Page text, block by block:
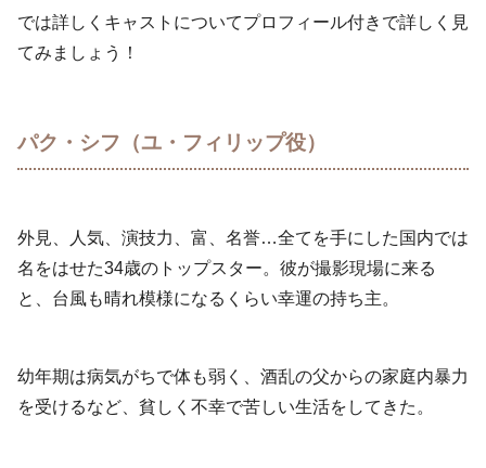
では詳しくキャストについてプロフィール付きで詳しく見
てみましょう！
パク・シフ（ユ・フィリップ役）
外見、人気、演技力、富、名誉…全てを手にした国内では
名をはせた34歳のトップスター。彼が撮影現場に来る
と、台風も晴れ模様になるくらい幸運の持ち主。
幼年期は病気がちで体も弱く、酒乱の父からの家庭内暴力
を受けるなど、貧しく不幸で苦しい生活をしてきた。